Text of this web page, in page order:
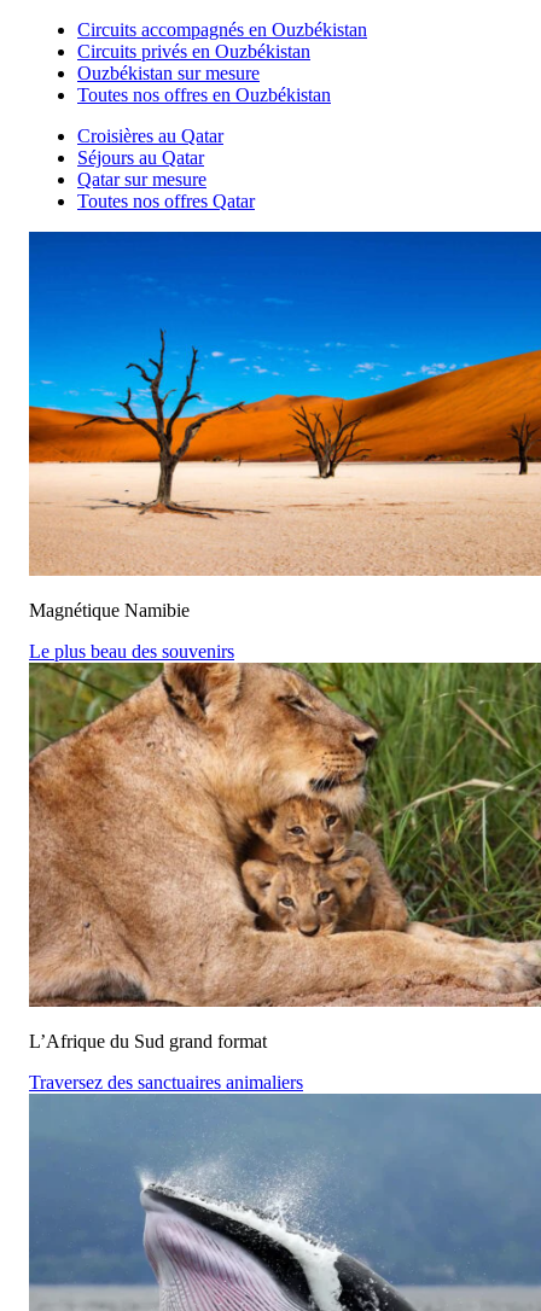
Circuits accompagnés en Ouzbékistan
Circuits privés en Ouzbékistan
Ouzbékistan sur mesure
Toutes nos offres en Ouzbékistan
Croisières au Qatar
Séjours au Qatar
Qatar sur mesure
Toutes nos offres Qatar
Magnétique Namibie
Le plus beau des souvenirs
L’Afrique du Sud grand format
Traversez des sanctuaires animaliers